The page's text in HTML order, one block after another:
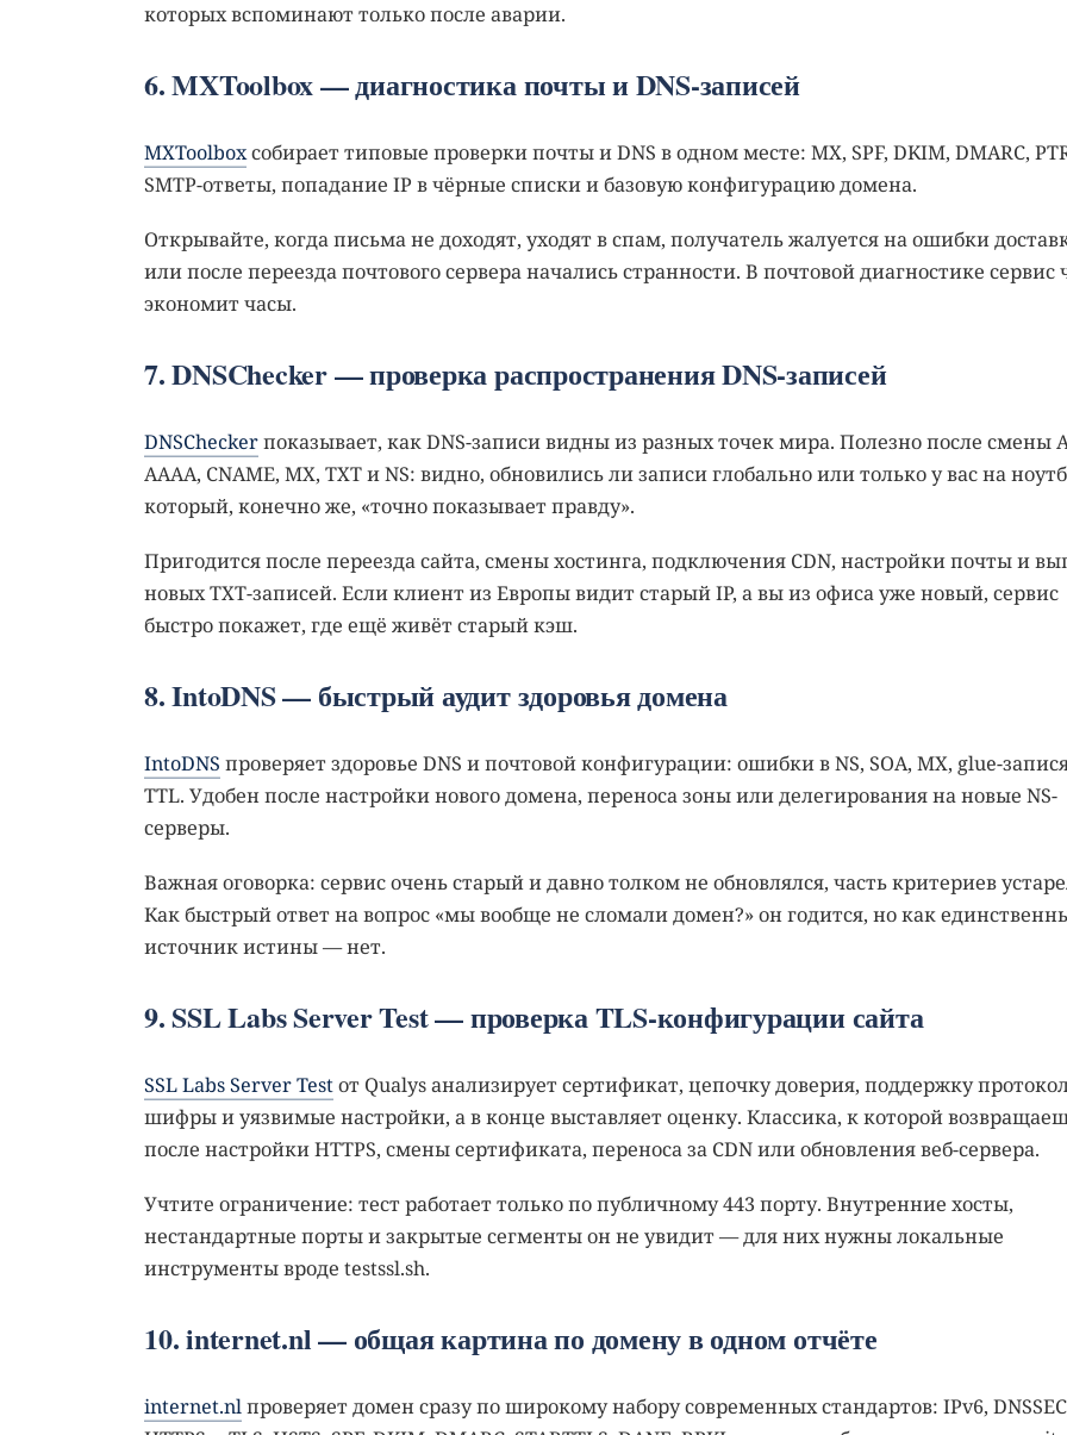
которых вспоминают только после аварии.
6. MXToolbox — диагностика почты и DNS-записей
MXToolboxсобирает типовые проверки почты и DNS в одном месте: MX, SPF, DKIM, DMARC,
SMTP-ответы, попадание IP в чёрные списки и базовую конфигурацию домена.
Открывайте, когда письма не доходят, уходят в спам, получатель жалуется на ошибки
или после переезда почтового сервера начались странности. В почтовой диагностике сервис
экономит часы.
7. DNSChecker — проверка распространения DNS-записей
DNSCheckerпоказывает, как DNS-записи видны из разных точек мира. Полезно после смены
AAAA, CNAME, MX, TXT и NS: видно, обновились ли записи глобально или только у вас на
который, конечно же, «точно показывает правду».
Пригодится после переезда сайта, смены хостинга, подключения CDN, настройки почты и
новых TXT-записей. Если клиент из Европы видит старый IP, а вы из офиса уже новый, сервис
быстро покажет, где ещё живёт старый кэш.
8. IntoDNS — быстрый аудит здоровья домена
IntoDNS проверяет здоровье DNS и почтовой конфигурации: ошибки в NS, SOA, MX, glue-
TTL. Удобен после настройки нового домена, переноса зоны или делегирования на новые NS-
серверы.
Важная оговорка: сервис очень старый и давно толком не обновлялся, часть критериев
Как быстрый ответ на вопрос «мы вообще не сломали домен?» он годится, но как
источник истины — нет.
9. SSL Labs Server Test — проверка TLS-конфигурации сайта
SSL Labs Server Testот Qualys анализирует сертификат, цепочку доверия, поддержку
шифры и уязвимые настройки, а в конце выставляет оценку. Классика, к которой
после настройки HTTPS, смены сертификата, переноса за CDN или обновления веб-сервера.
Учтите ограничение: тест работает только по публичному 443 порту. Внутренние хосты,
нестандартные порты и закрытые сегменты он не увидит — для них нужны локальные
инструменты вроде testssl.sh.
10. internet.nl — общая картина по домену в одном отчёте
internet.nlпроверяет домен сразу по широкому набору современных стандартов: IPv6,